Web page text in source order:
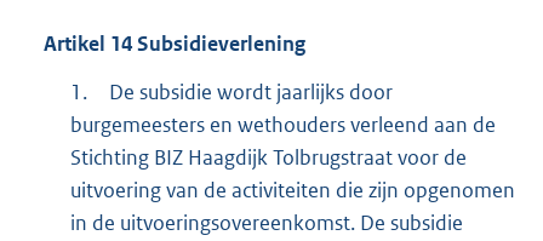
Artikel 14Subsidieverlening
1.
De subsidie wordt jaarlijks door
burgemeesters en wethouders verleend aan de
Stichting BIZ Haagdijk Tolbrugstraat voor de
uitvoering van de activiteiten die zijn opgenomen
in de uitvoeringsovereenkomst. De subsidie